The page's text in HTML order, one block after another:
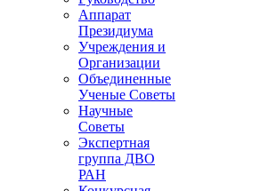
Аппарат
Президиума
Учреждения и
Организации
Объединенные
Ученые Советы
Научные
Советы
Экспертная
группа ДВО
РАН